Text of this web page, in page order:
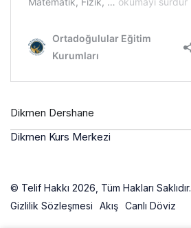
Dikmen Dershane
Dikmen Kurs Merkezi
© Telif Hakkı 2026, Tüm Hakları Saklıdır.
Gizlilik Sözleşmesi
Akış Canlı Döviz